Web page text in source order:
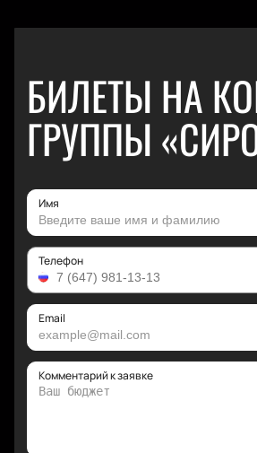
БИЛЕТЫ НА
ГРУППЫ
Имя
Телефон
Email
Комментарий к заявке